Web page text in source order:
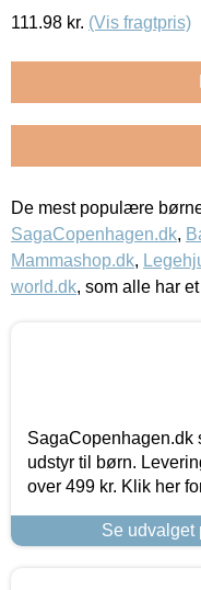
111.98 kr. (Vis fragtpris)
De mest populære
SagaCopenhagen.dk,
Mammashop.dk,
world.dk, som alle har
udstyr til børn.
over 499 kr. Klik her
Se udvalget